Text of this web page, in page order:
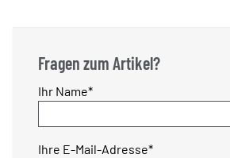
Fragen zum Artikel?
Pflichtfeld
Ihr Name*
Pflichtfeld
Ihre E-Mail-Adresse*